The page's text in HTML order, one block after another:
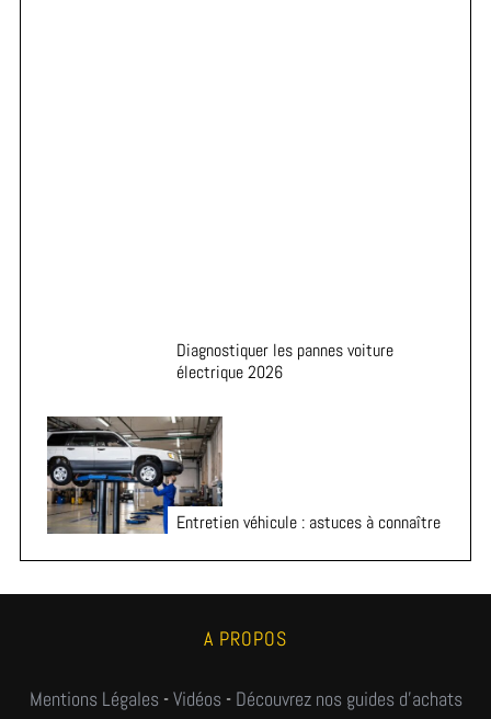
Diagnostiquer les pannes voiture
électrique 2026
Entretien véhicule : astuces à connaître
A PROPOS
Mentions Légales-Vidéos- Découvrez nos guides d'achats